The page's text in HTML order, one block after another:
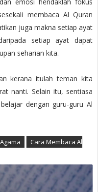
membaca Al Quran
juga makna setiap ayat
setiap ayat dapat
seharian kita.
kerana itulah teman kita
nanti. Selain itu, sentiasa
dengan guru-guru Al
Agama
Cara Membaca Al